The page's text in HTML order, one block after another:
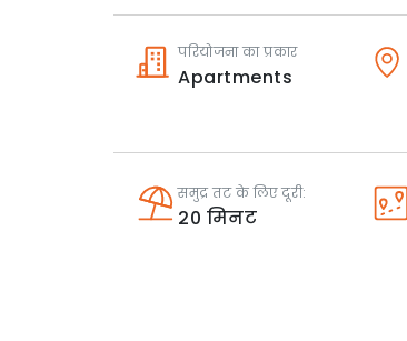
परियोजना का प्रकार
Apartments
समुद्र तट के लिए दूरी:
20 मिनट